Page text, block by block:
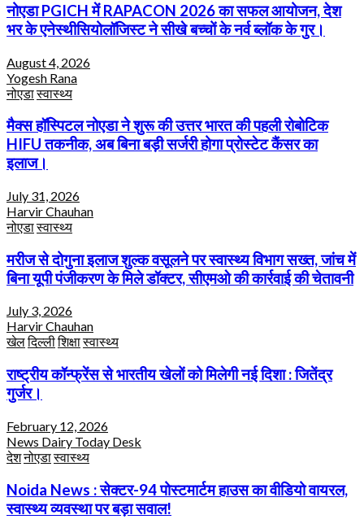
नोएडा PGICH में RAPACON 2026 का सफल आयोजन, देश
भर के एनेस्थीसियोलॉजिस्ट ने सीखे बच्चों के नर्व ब्लॉक के गुर।
August 4, 2026
Yogesh Rana
नोएडास्वास्थ्य
मैक्स हॉस्पिटल नोएडा ने शुरू की उत्तर भारत की पहली रोबोटिक
HIFU तकनीक, अब बिना बड़ी सर्जरी होगा प्रोस्टेट कैंसर का
इलाज।
July 31, 2026
Harvir Chauhan
नोएडास्वास्थ्य
मरीज से दोगुना इलाज शुल्क वसूलने पर स्वास्थ्य विभाग सख्त, जांच में
बिना यूपी पंजीकरण के मिले डॉक्टर, सीएमओ की कार्रवाई की चेतावनी
July 3, 2026
Harvir Chauhan
खेलदिल्लीशिक्षास्वास्थ्य
राष्ट्रीय कॉन्फ्रेंस से भारतीय खेलों को मिलेगी नई दिशा : जितेंद्र
गुर्जर।
February 12, 2026
News Dairy Today Desk
देशनोएडास्वास्थ्य
Noida News : सेक्टर-94 पोस्टमार्टम हाउस का वीडियो वायरल,
स्वास्थ्य व्यवस्था पर बड़ा सवाल!